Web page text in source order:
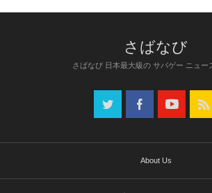
さばなび 日本最大級の サバゲー ニュー
About Us